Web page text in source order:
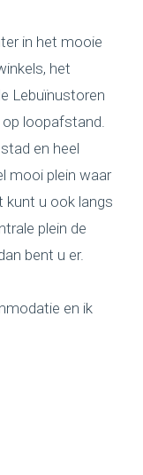
in het mooie
het
Lebuïnustoren
op loopafstand.
en heel
mooi plein waar
kunt u ook langs
plein de
bent u er.
en ik